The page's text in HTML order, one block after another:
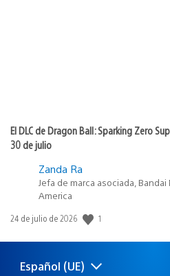
El DLC de Dragon Ball: Sparking Zero
30 de julio
Zanda Ra
Jefa de marca asociada,
America
Fecha
publicación:
24 de julio de 2026 1
Selecciona
Región
Español (UE)